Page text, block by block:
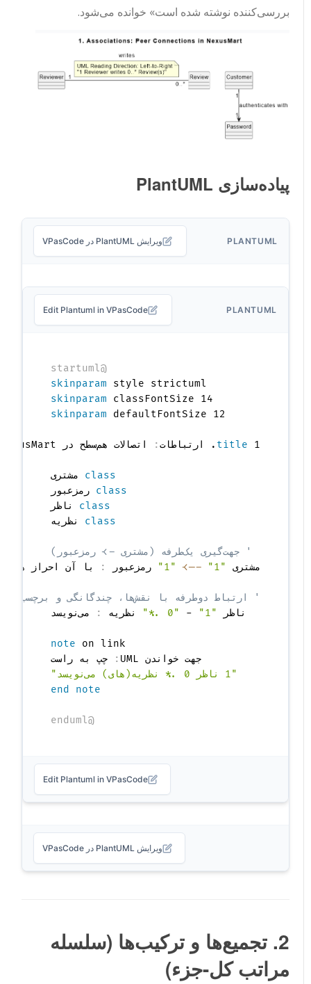
بررسی‌کننده نوشته شده است» خوانده می‌شود.
پیاده‌سازی PlantUML
PLANTUML ویرایش PlantUML در VPasCode
PLANTUML
Edit Plantuml in VPasCode
skinparam style strictuml
skinparam classFontSize 14
skinparam
defaultFontSize 12
title 1. ارتباطات :
class مشتری
class رمزعبور
class ناظر
class
نظریه
' جهت‌گیری یک‌طرفه (مشتری -> رمزعبور)
مشتری "1"
-->
"1" رمزعبور
' ارتباط دوطرفه با نقش‌ها، چندگانگی و برچسب
ناظر
-
"0..*" نظریه : می‌نویسد
note
on link
  جهت خواندن UML
:
چپ به راست
end note
Edit Plantuml in VPasCode
ویرایش PlantUML در VPasCode
2. تجمیع‌ها و ترکیب‌ها (سلسله
مراتب کل-جزء)